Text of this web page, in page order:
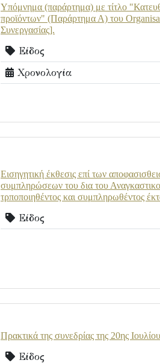
Υπόμνημα (παράρτημα) με τίτλο
προϊόντων" (Παράρτημα Α) του
Συνεργασίας].
Είδος
Χρονολογία
Εισηγητική έκθεσις επί των
συμπληρώσεων του δια του
τρποποιηθέντος και συμπληρωθέντος
Είδος
Πρακτικά της συνεδρίας της 20ης
Είδος